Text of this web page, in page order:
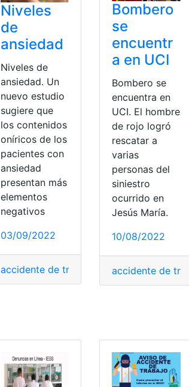
Niveles
de
ansiedad
Niveles de
ansiedad. Un
nuevo estudio
sugiere que
los contenidos
oníricos de los
pacientes con
ansiedad
presentan más
elementos
negativos
03/09/2022
accidente de trabajo ansiedad,estres,
Bombero
se
encuentr
a en UCI
Bombero se
encuentra en
UCI. El hombre
de rojo logró
rescatar a
varias
personas del
siniestro
ocurrido en
Jesús María.
10/08/2022
accidente de